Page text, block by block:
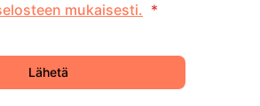
mukaisesti. *
Lähetä